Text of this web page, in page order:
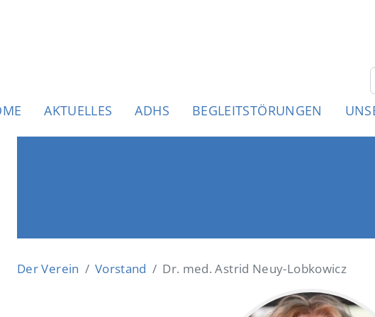
AKTUELLES ADHS BEGLEITSTÖRUNGEN
Der Verein Vorstand Dr. med. Astrid Neuy-Lobkowicz